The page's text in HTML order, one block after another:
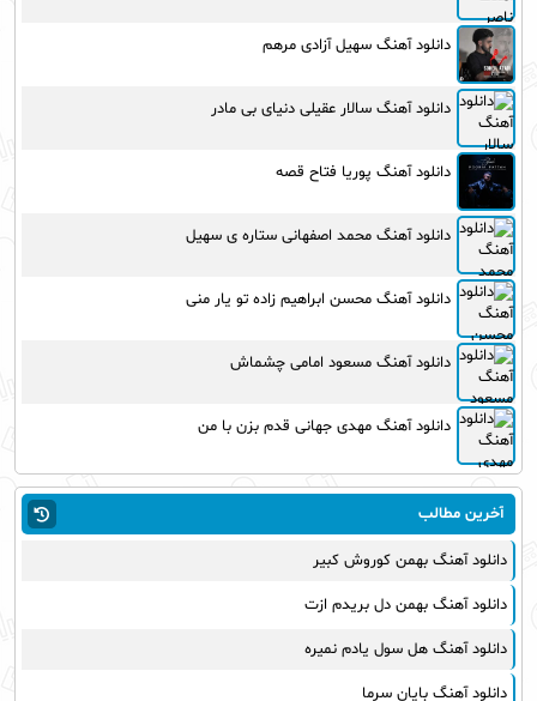
دانلود آهنگ سهیل آزادی مرهم
دانلود آهنگ سالار عقیلی دنیای بی مادر
دانلود آهنگ پوریا فتاح قصه
دانلود آهنگ محمد اصفهانی ستاره ی سهیل
دانلود آهنگ محسن ابراهیم زاده تو یار منی
دانلود آهنگ مسعود امامی چشماش
دانلود آهنگ مهدی جهانی قدم بزن با من
آخرین مطالب
دانلود آهنگ بهمن کوروش کبیر
دانلود آهنگ بهمن دل بریدم ازت
دانلود آهنگ هل سول یادم نمیره
دانلود آهنگ بایان سرما